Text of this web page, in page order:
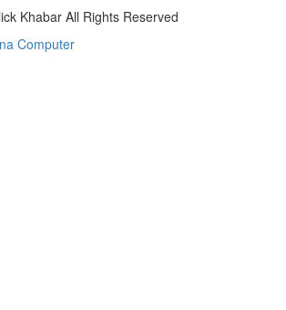
Khabar All Rights Reserved
Computer